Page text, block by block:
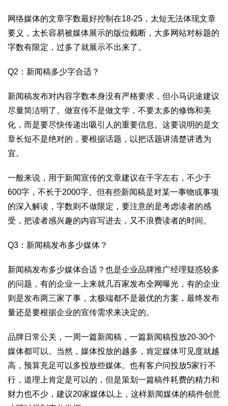
网络媒体的文章字数最好控制在18-25，太短无法体现文章
要义，太长容易被媒体展示的版位截断，大多网站对标题的
字数有限定，过多了就展示不出来了。
Q2：新闻稿多少字合适？
新闻稿发布对内容字数本身没有严格要求，但小马识途建议
尽量简洁明了。做宣传不是做文学，不要太多的修饰和美
化，而是要尽快传递出吸引人的重要信息。这要说明的是文
章长短不是绝对的，要根据话题，以把话题讲清楚讲透为
宜。
一般来说，用于新闻宣传的文章建议在千字左右，不少于
600字，不长于2000字。但有些新闻稿是对某一事物或事项
的深入解读，字数则不做限定，要注意的是考虑读者的感
受，把读者感兴趣的内容写进去，又不浪费读者的时间。
Q3：新闻稿发布多少媒体？
新闻稿发布多少媒体合适？也是企业品牌推广经理疑惑较多
的问题，有的企业一上来就几百家发布全网曝光，有的企业
则是发布两三家了事，太极端都不是最优的方案，最终发布
量还是要根据企业的宣传需求来决定的。
品牌日常公关，一周一篇新闻稿，一篇新闻稿投放20-30个
媒体都可以。当然，媒体投放的越多，肯定媒体可见度就越
高，预算充足可以多投放些媒体。也有客户问投放5家行不
行，道理上肯定是可以的，但是策划一篇稿件耗费的精力和
财力也不少，建议20家媒体以上，这样新闻媒体的稿件创意